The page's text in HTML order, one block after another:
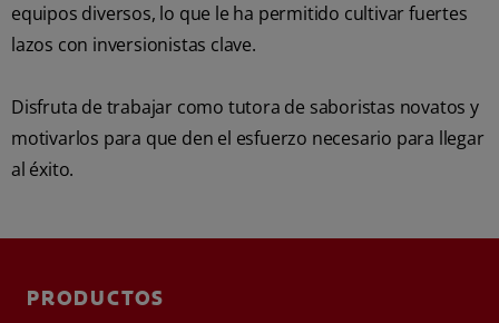
equipos diversos, lo que le ha permitido cultivar fuertes
lazos con inversionistas clave.
Disfruta de trabajar como tutora de saboristas novatos y
motivarlos para que den el esfuerzo necesario para llegar
al éxito.
PRODUCTOS